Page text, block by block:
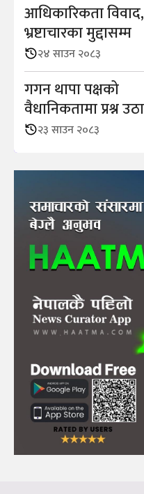
आधिकारिकता विवाद,
भ्रष्टाचारका मुद्दासम्म
२४ साउन २०८३
गगन थापा पक्षको
वैधानिकतामा प्रश्न
२३ साउन २०८३